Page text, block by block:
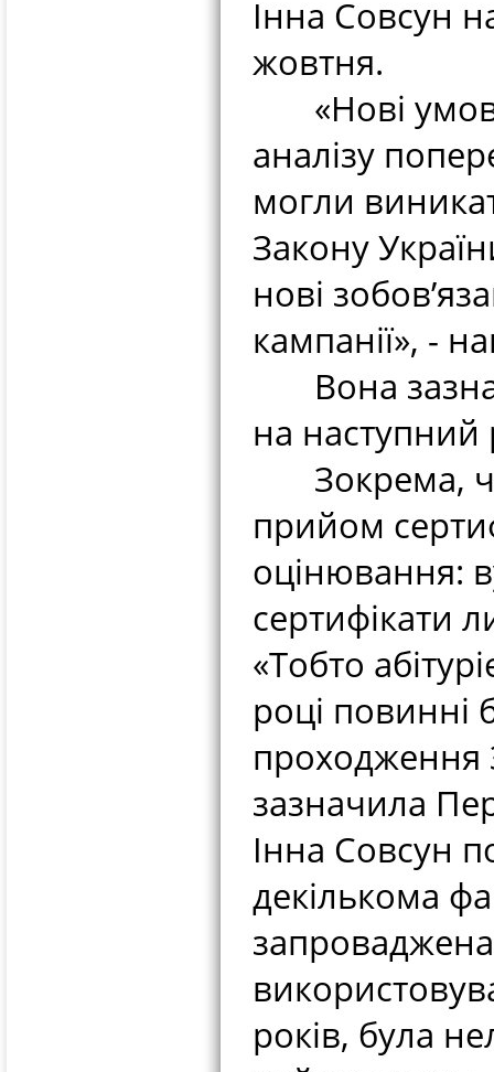
Інна Совсун
жовтня.
«Нові
аналізу
могли
Закону
нові
кампанії», -
Вона
на наступний
Зокрема,
прийом
оцінювання:
сертифікати
«Тобто
році повинні
проходження
зазначила
Інна Совсун
декількома
років, була